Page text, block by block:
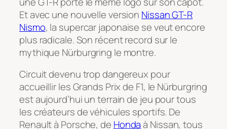
Et avec une nouvelle version Nissan GT-R
Nismo, la supercar japonaise se veut encore
plus radicale. Son récent record sur le
mythique Nürburgring le montre.
Circuit devenu trop dangereux pour
accueillir les Grands Prix de F1, le Nürburgring
est aujourd’hui un terrain de jeu pour tous
les créateurs de véhicules sportifs. De
Renault à Porsche, de Hondaà Nissan, tous